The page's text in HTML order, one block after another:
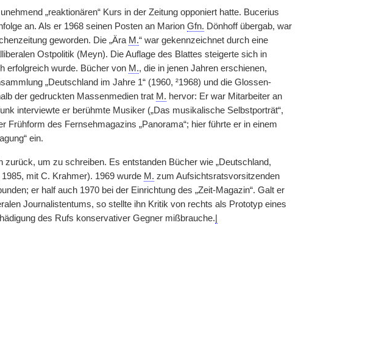
„reaktionären“ Kurs in der Zeitung opponiert hatte. Bucerius
an. Als er 1968 seinen Posten an Marion Gfn. Dönhoff übergab, war
geworden. Die „Ära M.“ war gekennzeichnet durch eine
Ostpolitik (Meyn). Die Auflage des Blattes steigerte sich in
erfolgreich wurde. Bücher von M., die in jenen Jahren erschienen,
„Deutschland im Jahre 1“ (1960, ²1968) und die Glossen-
der gedruckten Massenmedien trat M. hervor: Er war Mitarbeiter an
interviewte er berühmte Musiker („Das musikalische Selbstporträt“,
Frühform des Fernsehmagazins „Panorama“; hier führte er in einem
ein.
zurück, um zu schreiben. Es entstanden Bücher wie „Deutschland,
mit C. Krahmer). 1969 wurde M. zum Aufsichtsratsvorsitzenden
er half auch 1970 bei der Einrichtung des „Zeit-Magazin“. Galt er
Journalistentums, so stellte ihn Kritik von rechts als Prototyp eines
des Rufs konservativer Gegner mißbrauche.